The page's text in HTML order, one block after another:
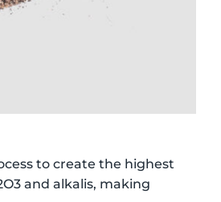
to create the highest
and alkalis, making